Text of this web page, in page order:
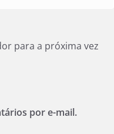
para a próxima vez
por e-mail.